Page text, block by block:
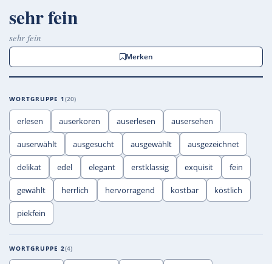
sehr fein
sehr fein
Merken
WORTGRUPPE 1 20
erlesen auserkoren auserlesen ausersehen
auserwählt ausgesucht ausgewählt ausgezeichnet
delikat edel elegant erstklassig exquisit fein
gewählt herrlich hervorragend kostbar köstlich
piekfein
WORTGRUPPE 2 4